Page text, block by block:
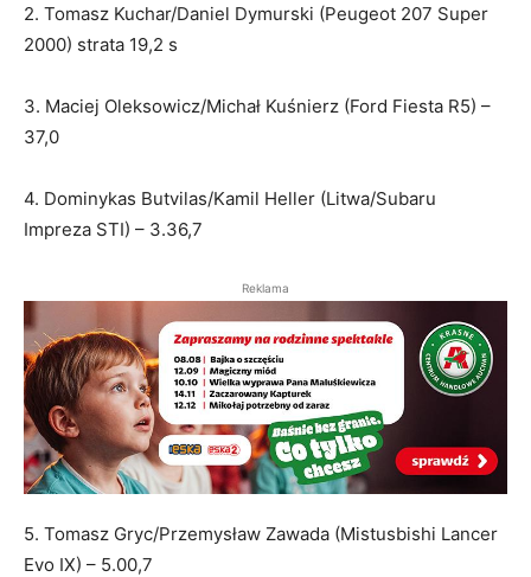
2. Tomasz Kuchar/Daniel Dymurski (Peugeot 207 Super
2000) strata 19,2 s
3. Maciej Oleksowicz/Michał Kuśnierz (Ford Fiesta R5) –
37,0
4. Dominykas Butvilas/Kamil Heller (Litwa/Subaru
Impreza STI) – 3.36,7
Reklama
5. Tomasz Gryc/Przemysław Zawada (Mistusbishi Lancer
Evo IX) – 5.00,7